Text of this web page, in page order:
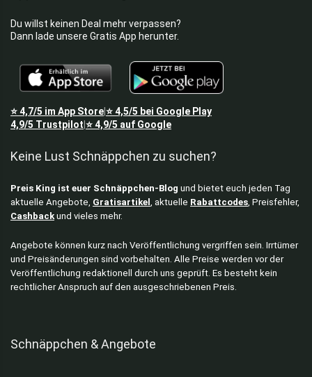
Du willst keinen Deal mehr verpassen?
Dann lade unsere Gratis App herunter.
⭐4,7/5 im App Store⭐4,5/5 bei Google Play
4,9/5 Trustpilot ⭐4,9/5 auf Google
Keine Lust Schnäppchen zu suchen?
Preis King ist euer Schnäppchen-Blog und bietet euch jeden Tag
aktuelle Angebote, Gratisartikel , aktuelle Rabattcodes , Preisfehler,
Cashback und vieles mehr.
Angebote können kurz nach Veröffentlichung vergriffen sein. Irrtümer
und Preisänderungen sind vorbehalten. Alle Preise werden vor der
Veröffentlichung redaktionell durch uns geprüft. Es besteht kein
rechtlicher Anspruch auf den ausgeschriebenen Preis.
Schnäppchen & Angebote